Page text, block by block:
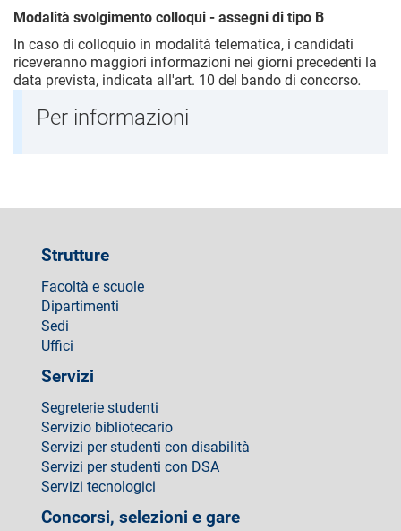
Modalità svolgimento colloqui - assegni di tipo B
In caso di colloquio in modalità telematica, i candidati
riceveranno maggiori informazioni nei giorni precedenti la
data prevista, indicata all'art. 10 del bando di concorso.
Per informazioni
Strutture
Facoltà e scuole
Dipartimenti
Sedi
Uffici
Servizi
Segreterie studenti
Servizio bibliotecario
Servizi per studenti con disabilità
Servizi per studenti con DSA
Servizi tecnologici
Concorsi, selezioni e gare